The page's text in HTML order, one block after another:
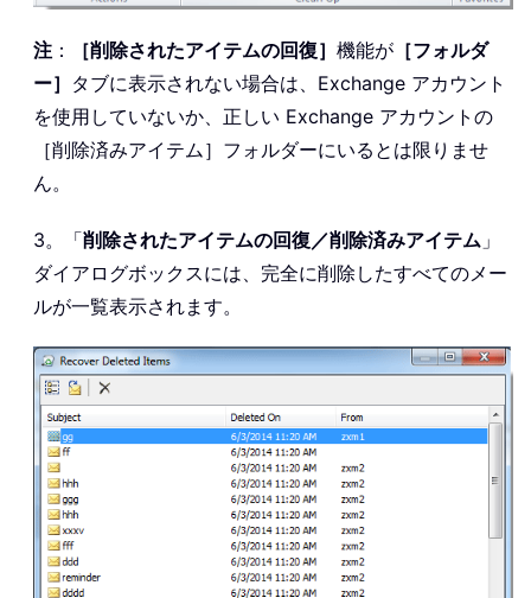
注 ： ［削除されたアイテムの回復］ 機能が ［フォルダ
ー］ タブに表示されない場合は、Exchange アカウント
を使用していないか、正しい Exchange アカウントの
［削除済みアイテム］フォルダーにいるとは限りませ
ん。
3。「削除されたアイテムの回復／削除済みアイテム 」
ダイアログボックスには、完全に削除したすべてのメー
ルが一覧表示されます。